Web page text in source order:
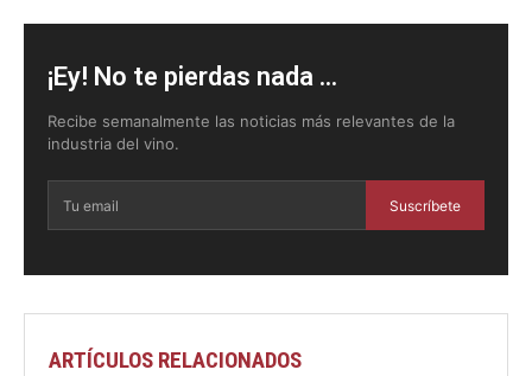
¡Ey! No te pierdas nada ...
Recibe semanalmente las noticias más relevantes de la
industria del vino.
Suscríbete
ARTÍCULOS RELACIONADOS